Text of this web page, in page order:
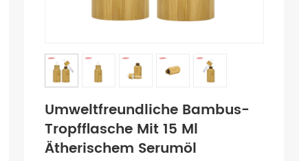
Umweltfreundliche Bambus-
Tropfflasche Mit 15 Ml
Ätherischem Serumöl